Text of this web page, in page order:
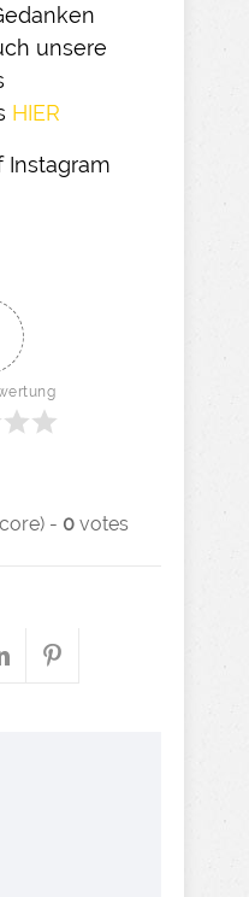
unsere
HIER
Instagram
- 0 votes